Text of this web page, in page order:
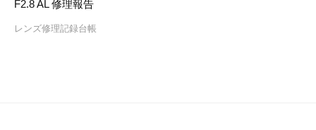
F2.8 AL 修理報告
レンズ修理記録台帳